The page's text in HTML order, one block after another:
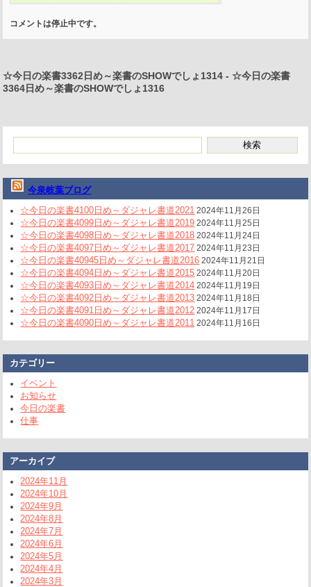
コメントは停止中です。
☆今日の楽書3362日め～楽書のSHOWでしょ1314 -☆今日の楽書
3364日め～楽書のSHOWでしょ1316
今泉岐葉ブログ
☆今日の楽書4100日め～ダジャレ書道2021 2024年11月26日
☆今日の楽書4099日め～ダジャレ書道2019 2024年11月25日
☆今日の楽書4098日め～ダジャレ書道2018 2024年11月24日
☆今日の楽書4097日め～ダジャレ書道2017 2024年11月23日
☆今日の楽書40945日め～ダジャレ書道2016 2024年11月21日
☆今日の楽書4094日め～ダジャレ書道2015 2024年11月20日
☆今日の楽書4093日め～ダジャレ書道2014 2024年11月19日
☆今日の楽書4092日め～ダジャレ書道2013 2024年11月18日
☆今日の楽書4091日め～ダジャレ書道2012 2024年11月17日
☆今日の楽書4090日め～ダジャレ書道2011 2024年11月16日
カテゴリー
イベント
お知らせ
今日の楽書
仕事
アーカイブ
2024年11月
2024年10月
2024年9月
2024年8月
2024年7月
2024年6月
2024年5月
2024年4月
2024年3月